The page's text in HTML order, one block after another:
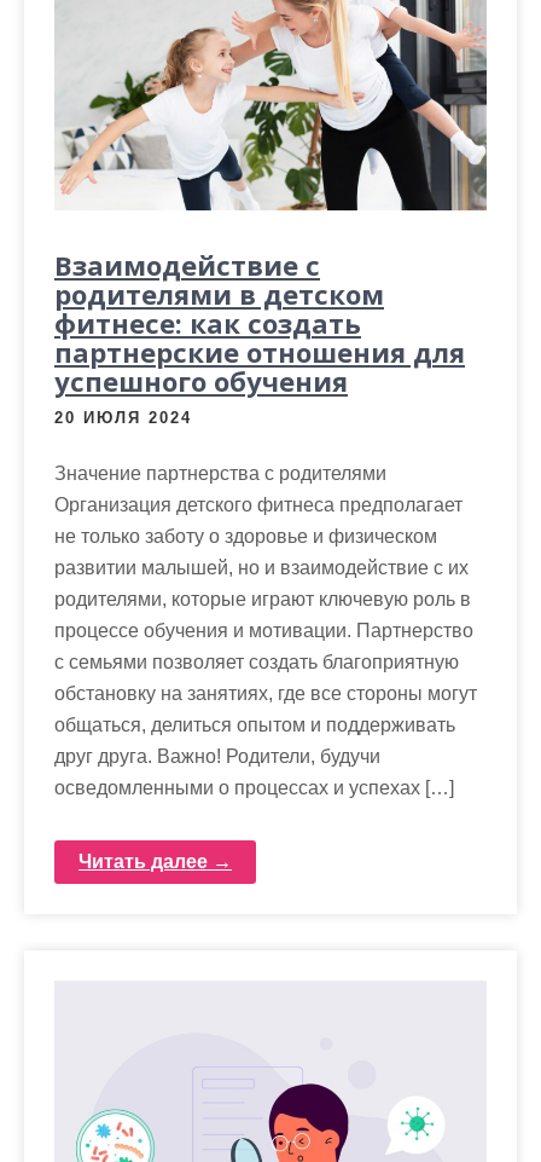
Взаимодействие с
родителями в детском
фитнесе: как создать
партнерские отношения для
успешного обучения
20 ИЮЛЯ 2024
Значение партнерства с родителями
Организация детского фитнеса предполагает
не только заботу о здоровье и физическом
развитии малышей, но и взаимодействие с их
родителями, которые играют ключевую роль в
процессе обучения и мотивации. Партнерство
с семьями позволяет создать благоприятную
обстановку на занятиях, где все стороны могут
общаться, делиться опытом и поддерживать
друг друга. Важно! Родители, будучи
осведомленными о процессах и успехах […]
Читать далее →